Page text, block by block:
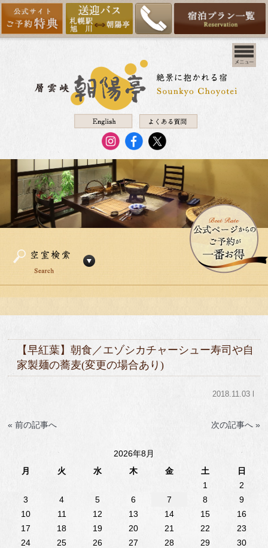
【早紅葉】朝食／エゾシカチャーシュー寿司や自
家製麺の蕎麦(変更の場合あり)
2018.11.03 l
« 前の記事へ 次の記事へ »
2026年8月
月
火 水 木 金 土
日
1
2
3
4 5 6 7 8
9
10
11 12 13 14 15
16
17
18 19 20 21 22
23
24
25 26 27 28 29
30